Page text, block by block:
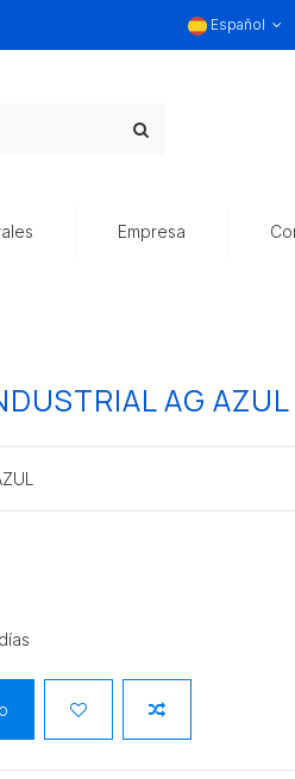
Español
Empresa
AG AZUL